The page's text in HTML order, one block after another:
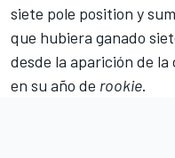
siete pole position y
que hubiera ganado
desde la aparición de la
en su año de rookie.